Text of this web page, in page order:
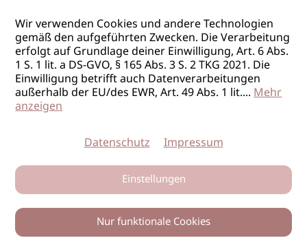
Wir verwenden Cookies und andere Technologien
gemäß den aufgeführten Zwecken. Die Verarbeitung
erfolgt auf Grundlage deiner Einwilligung, Art. 6 Abs.
1 S. 1 lit. a DS-GVO, § 165 Abs. 3 S. 2 TKG 2021. Die
Einwilligung betrifft auch Datenverarbeitungen
außerhalb der EU/des EWR, Art. 49 Abs. 1 lit....Mehr
anzeigen
Datenschutz Impressum
Einstellungen
Nur funktionale Cookies